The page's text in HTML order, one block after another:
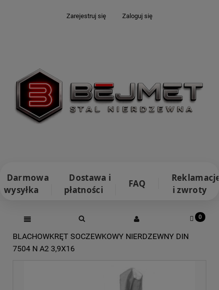
Zarejestruj się Zaloguj się
Darmowa
wysyłka
Dostawa i
płatności
FAQ
i zwroty
BLACHOWKRĘT SOCZEWKOWY NIERDZEWNY DIN
7504 N A2 3,9X16